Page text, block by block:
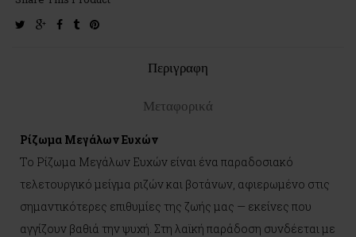
twittergoogle-facebook
tumblrpinterest
Περιγραφη
Μεταφορικά
Ρίζωμα Μεγάλων Ευχών
Το Ρίζωμα Μεγάλων Ευχών είναι ένα παραδοσιακό
τελετουργικό μείγμα ριζών και βοτάνων, αφιερωμένο στις
σημαντικότερες επιθυμίες της ζωής μας — εκείνες που
αγγίζουν βαθιά την ψυχή. Στη λαϊκή παράδοση συνδέεται με